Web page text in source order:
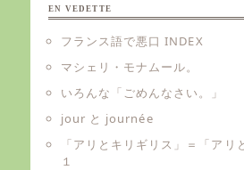
EN VEDETTE
フランス語で悪口 INDEX
マシェリ・モナムール。
いろんな「ごめんなさい。」
jour と journée
「アリとキリギリス」＝「ア
１